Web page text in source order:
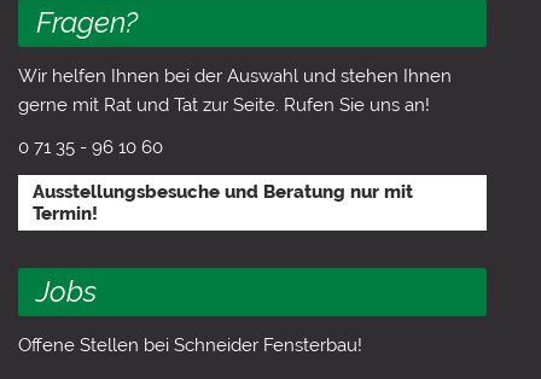
Fragen?
Wir helfen Ihnen bei der Auswahl und stehen Ihnen
gerne mit Rat und Tat zur Seite. Rufen Sie uns an!
0 71 35 - 96 10 60
Ausstellungsbesuche und Beratung nur mit
Termin!
Jobs
Offene Stellen bei Schneider Fensterbau!